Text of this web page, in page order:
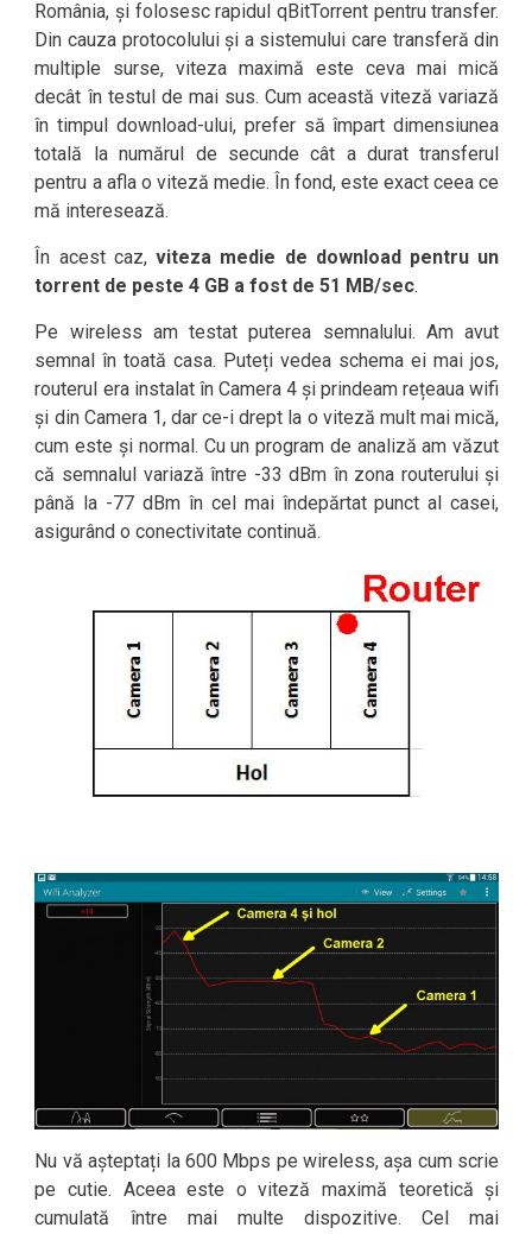
România, și folosesc rapidul qBitTorrent pentru transfer.
Din cauza protocolului și a sistemului care transferă din
multiple surse, viteza maximă este ceva mai mică
decât în testul de mai sus. Cum această viteză variază
în timpul download-ului, prefer să împart dimensiunea
totală la numărul de secunde cât a durat transferul
pentru a afla o viteză medie. În fond, este exact ceea ce
mă interesează.
În acest caz,viteza medie de download pentru un
torrent de peste 4 GB a fost de 51 MB/sec.
Pe wireless am testat puterea semnalului. Am avut
semnal în toată casa. Puteți vedea schema ei mai jos,
routerul era instalat în Camera 4 și prindeam rețeaua wifi
și din Camera 1, dar ce-i drept la o viteză mult mai mică,
cum este și normal. Cu un program de analiză am văzut
că semnalul variază între -33 dBm în zona routerului și
până la -77 dBm în cel mai îndepărtat punct al casei,
asigurând o conectivitate continuă.
Nu vă așteptați la 600 Mbps pe wireless, așa cum scrie
pe cutie. Aceea este o viteză maximă teoretică și
cumulată între mai multe dispozitive. Cel mai